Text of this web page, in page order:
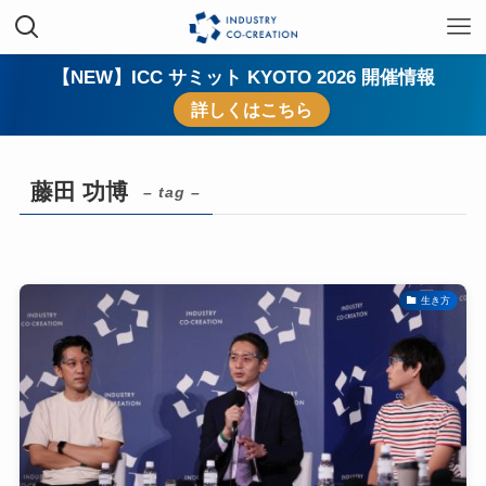
【NEW】ICC サミット KYOTO 2026 開催情報
詳しくはこちら
藤田 功博 – tag –
生き方